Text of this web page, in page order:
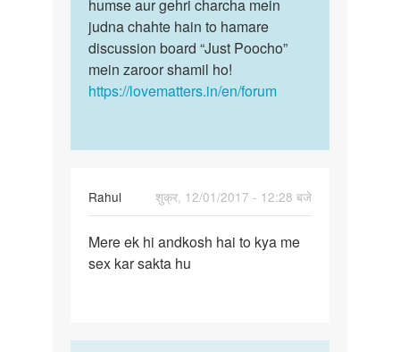
by
mahesh
humse aur gehri charcha mein
judna chahte hain to hamare
discussion board “Just Poocho”
mein zaroor shamil ho!
https://lovematters.in/en/forum
Rahul
शुक्र, 12/01/2017 - 12:28 बजे
Mere
ek
Mere ek hi andkosh hai to kya me
sex kar sakta hu